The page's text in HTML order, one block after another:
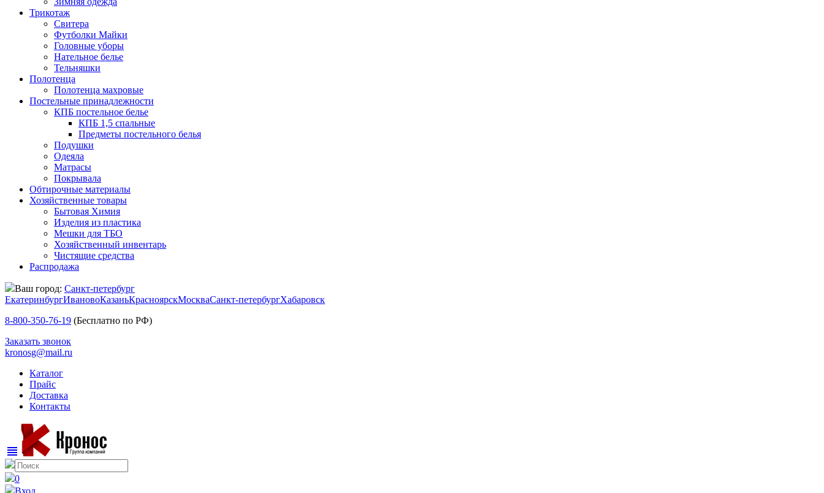
Трикотаж
Свитера
Футболки Майки
Головные уборы
Нательное белье
Тельняшки
Полотенца
Полотенца махровые
Постельные принадлежности
КПБ постельное белье
КПБ 1,5 спальные
Предметы постельного белья
Подушки
Одеяла
Матрасы
Покрывала
Обтирочные материалы
Хозяйственные товары
Бытовая Химия
Изделия из пластика
Мешки для ТБО
Хозяйственный инвентарь
Чистящие средства
Распродажа
Ваш город: Санкт-петербург
ЕкатеринбургИвановоКазаньКрасноярскМоскваСанкт-петербургХабаровск
8-800-350-76-19 (Бесплатно по РФ)
Заказать звонок
kronosg@mail.ru
Каталог
Прайс
Доставка
Контакты
view_headline
0
Вход